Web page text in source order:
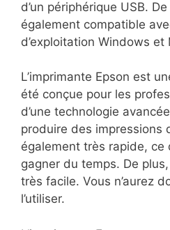
d’un périphérique USB.
également compatible
d’exploitation Windows et
L’imprimante Epson est
été conçue pour les
d’une technologie
produire des impressions
également très rapide, ce
gagner du temps. De
très facile. Vous n’aurez
l’utiliser.